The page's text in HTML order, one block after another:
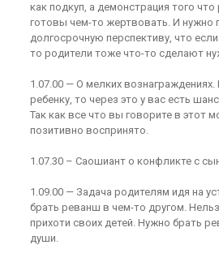
как подкуп, а демонстрация того
готовы чем-то жертвовать. И нужно
долгосрочную перспективу, что
то родители тоже что-то сделают
1.07.00 — О мелких
ребенку, то через это у вас есть
Так как все что вы говорите в этот
позитивно воспринято.
1.07.30 – Саошиант о конфликте с
1.09.00 — Задача родителям идя на
брать реванш в чем-то другом.
прихоти своих детей. Нужно брать
души.